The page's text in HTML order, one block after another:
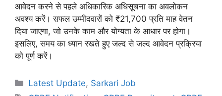
आवेदन करने से पहले अधिकारिक अधिसूचना का अवलोकन
अवश्य करें। सफल उम्मीदवारों को ₹21,700 प्रति माह वेतन
दिया जाएगा, जो उनके काम और योग्यता के आधार पर होगा।
इसलिए, समय का ध्यान रखते हुए जल्द से जल्द आवेदन प्रक्रिया
को पूर्ण करें।
Categories
Latest Update, Sarkari Job